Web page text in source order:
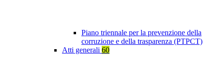
Piano triennale per la prevenzione della
corruzione e della trasparenza (PTPCT)
Atti generali 60